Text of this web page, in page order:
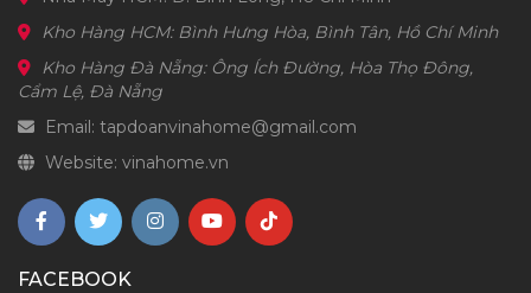
Kho Hàng HCM: Bình Hưng Hòa, Bình Tân, Hồ Chí Minh
Kho Hàng Đà Nẵng: Ông Ích Đường, Hòa Thọ Đông,
Cẩm Lệ, Đà Nẵng
Email: tapdoanvinahome@gmail.com
Website: vinahome.vn
FACEBOOK